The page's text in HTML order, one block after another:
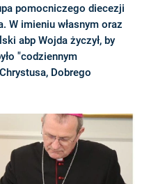
pomocniczego diecezji
W imieniu własnym oraz
abp Wojda życzył, by
"codziennym
Dobrego